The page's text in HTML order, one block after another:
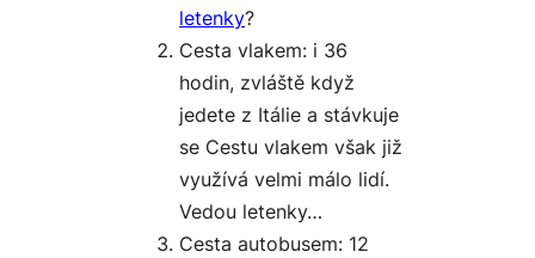
letenky?
Cesta vlakem: i 36
hodin, zvláště když
jedete z Itálie a stávkuje
se Cestu vlakem však již
využívá velmi málo lidí.
Vedou letenky…
Cesta autobusem: 12